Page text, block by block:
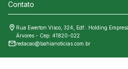
Contato
Rua Ewerton Visco, 324, Edf.: Holding
Árvores - Cep: 41820-022
redacao@bahianoticias.com.br